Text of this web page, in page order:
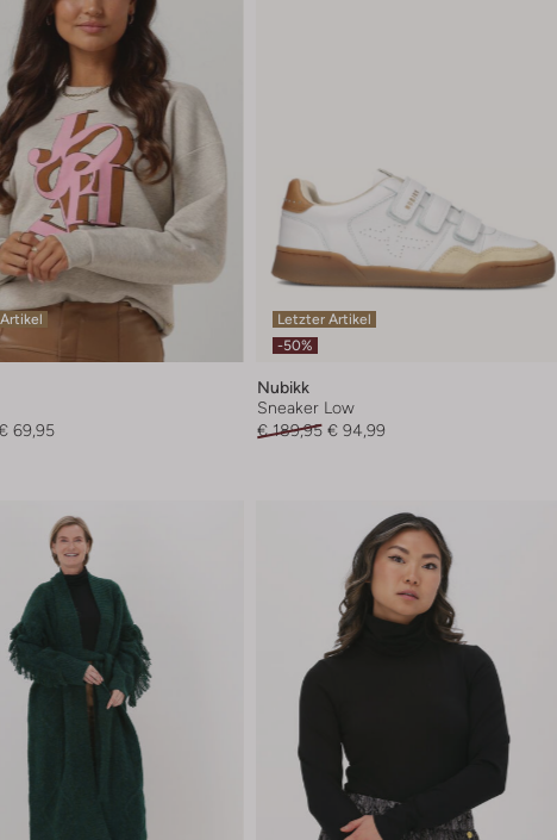
69,95
Letzter Artikel
-50%
Nubikk
Sneaker Low
€ 189,95 € 94,99